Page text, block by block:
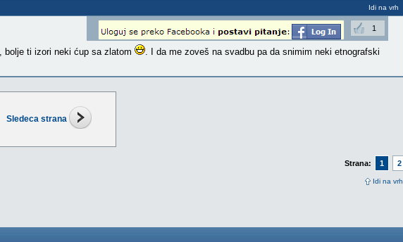
Sledeca strana
Strana: 1 2
Idi na vrh
Idi na vrh
1
bolje ti izori neki ćup sa zlatom . I da me zoveš na svadbu pa da snimim neki etnografski